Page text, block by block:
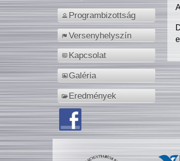
Programbizottság
Versenyhelyszín
Kapcsolat
Galéria
Eredmények